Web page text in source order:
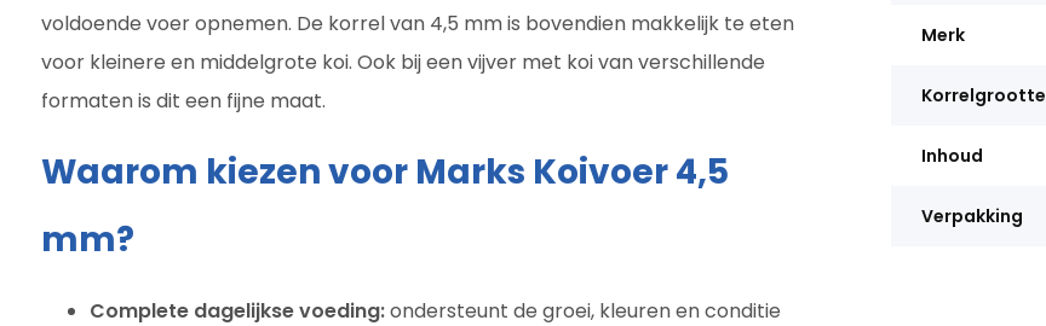
voldoende voer opnemen. De korrel van 4,5 mm is bovendien makkelijk te eten
voor kleinere en middelgrote koi. Ook bij een vijver met koi van verschillende
formaten is dit een fijne maat.
Waarom kiezen voor Marks Koivoer 4,5
mm?
Complete dagelijkse voeding:ondersteunt de groei, kleuren en conditie
Merk
Korrelgrootte
Inhoud
Verpakking